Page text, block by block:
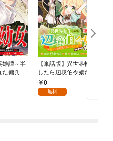
雄譚～半
た傭兵、
成り上
【単話版】異世界転生
したら辺境伯令嬢だっ
た～推しと共に生きる
辺境生活～@COMIC
0
無料